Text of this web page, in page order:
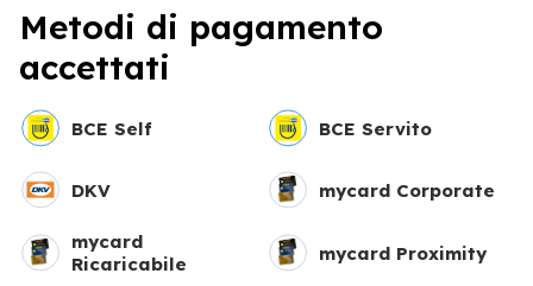
Metodi di pagamento
accettati
BCE Self BCE Servito
DKV mycard Corporate
mycard
Ricaricabile
mycard Proximity